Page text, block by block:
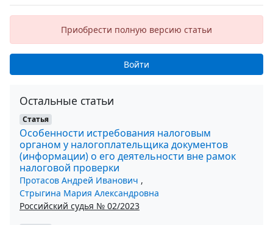
Приобрести полную версию статьи
Войти
Остальные статьи
Статья
Особенности истребования налоговым
органом у налогоплательщика документов
(информации) о его деятельности вне рамок
налоговой проверки
Протасов Андрей Иванович ,
Стрыгина Мария Александровна
Российский судья № 02/2023